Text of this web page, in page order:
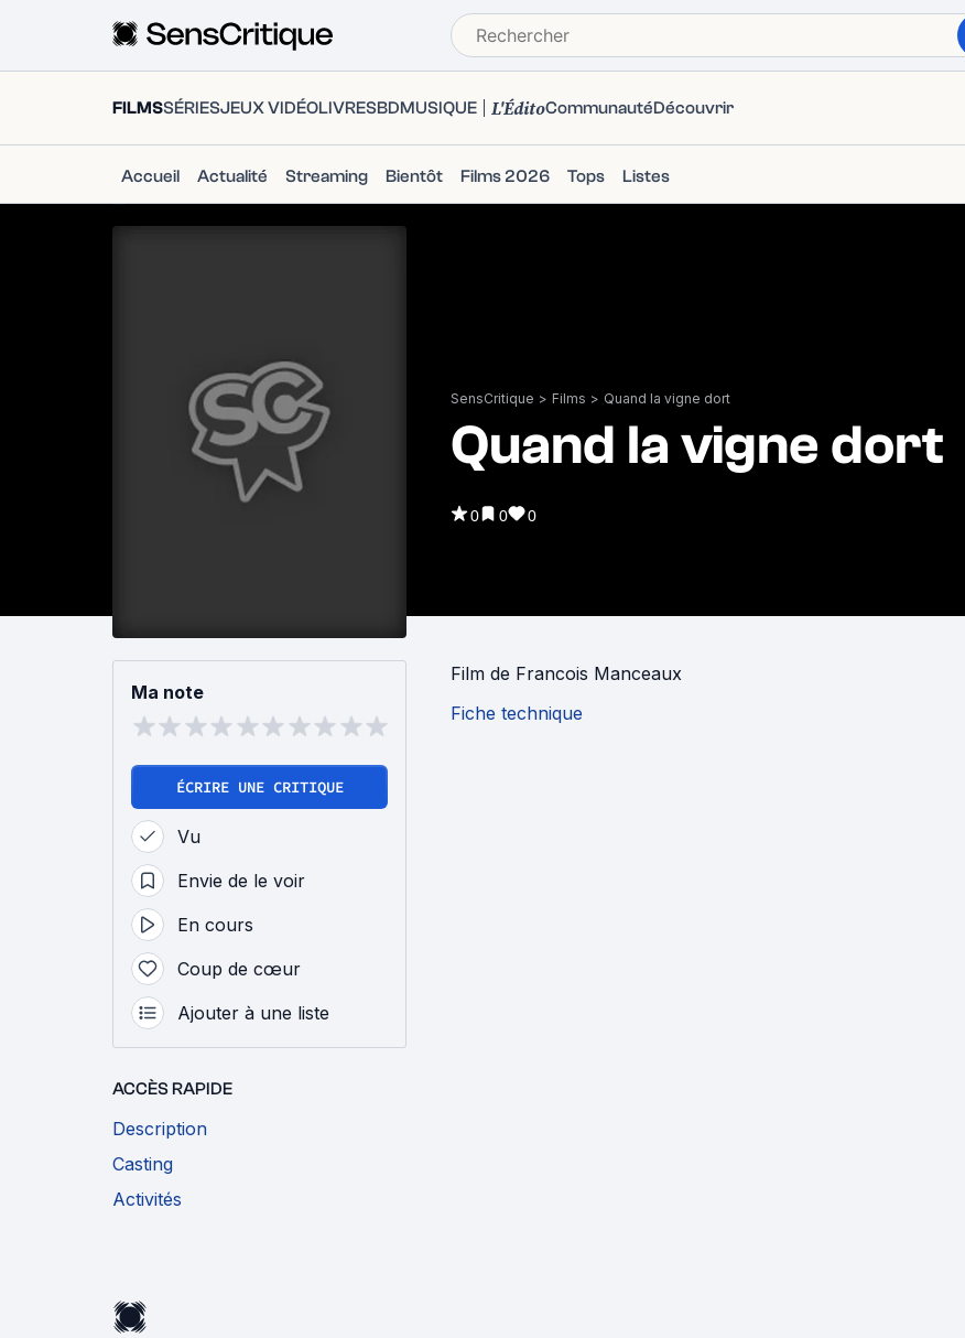
FILMSSÉRIESJEUX VIDÉOLIVRESBDMUSIQUE L'ÉditoCommunautéDécouvrir
Accueil Actualité Streaming Bientôt Films 2026 Tops Listes
SensCritique > Films > Quand la vigne dort
Quand la vigne dort
0 0 0
Ma note
ÉCRIRE UNE CRITIQUE
Vu
Envie de le voir
En cours
Coup de cœur
Ajouter à une liste
ACCÈS RAPIDE
Description
Casting
Activités
Film de Francois Manceaux
Fiche technique